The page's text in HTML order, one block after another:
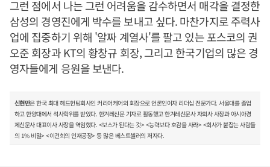
그런 점에서 나는 그런 어려움을 감수하면서 매각을 결정한
삼성의 경영진에게 박수를 보내고 싶다. 마찬가지로 주력사
업에 집중하기 위해 '알짜 계열사'를 팔고 있는 포스코의 권
오준 회장과 KT의 황창규 회장, 그리고 한국기업의 많은 경
영자들에게 응원을 보낸다.
신현만은 한국 최대 헤드헌팅회사인 커리어케어의 회장으로 언론인이자 리더십 전문가다. 서울대를 졸업
하고 한양대에서 석사학위를 받았다. 한겨레신문 기자로 활동했고 한겨레신문사 자회사 사장과 아시아경
제신문사 대표이사 사장을 역임했다. <보스가 된다는 것> <능력보다 호감을 사라> <회사가 붙잡는 사람들
의 1% 비밀> <이건희의 인재공장> 등 많은 베스트셀러의 저자다.